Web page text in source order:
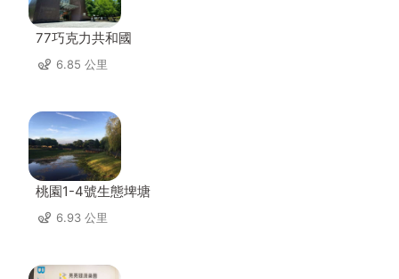
77巧克力共和國
6.85 公里
桃園1-4號生態埤塘
6.93 公里